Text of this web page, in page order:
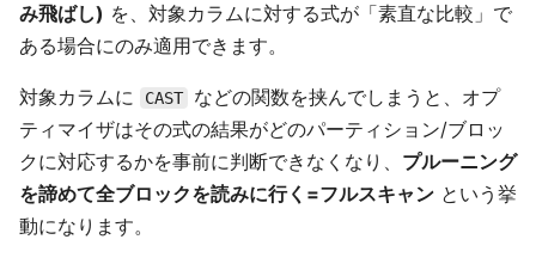
み飛ばし) を、対象カラムに対する式が「素直な比較」で
ある場合にのみ適用できます。
対象カラムに CAST
などの関数を挟んでしまうと、オプ
ティマイザはその式の結果がどのパーティション/ブロッ
クに対応するかを事前に判断できなくなり、 プルーニング
を諦めて全ブロックを読みに行く=フルスキャン という挙
動になります。